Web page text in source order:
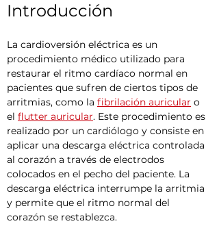
Introducción
La cardioversión eléctrica es un
procedimiento médico utilizado para
restaurar el ritmo cardíaco normal en
pacientes que sufren de ciertos tipos de
arritmias, como la fibrilación auricular o
el flutter auricular. Este procedimiento es
realizado por un cardiólogo y consiste en
aplicar una descarga eléctrica controlada
al corazón a través de electrodos
colocados en el pecho del paciente. La
descarga eléctrica interrumpe la arritmia
y permite que el ritmo normal del
corazón se restablezca.